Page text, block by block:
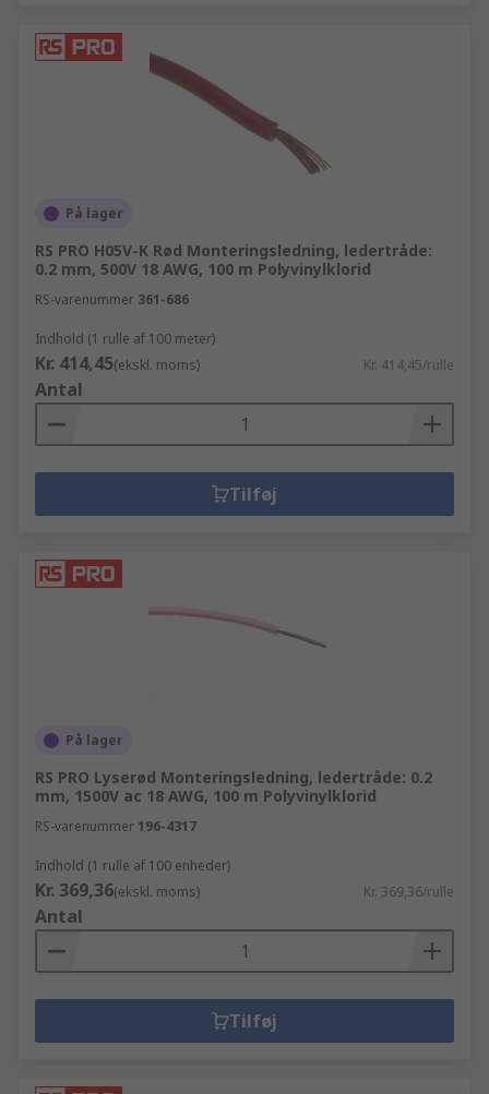
På lager
RS PRO H05V-K Rød Monteringsledning, ledertråde:
0.2 mm, 500V 18 AWG, 100 m Polyvinylklorid
RS-varenummer 361-686
Indhold (1 rulle af 100 meter)
Kr. 414,45(ekskl. moms) Kr. 414,45/rulle
Antal
Tilføj
På lager
RS PRO Lyserød Monteringsledning, ledertråde: 0.2
mm, 1500V ac 18 AWG, 100 m Polyvinylklorid
RS-varenummer 196-4317
Indhold (1 rulle af 100 enheder)
Kr. 369,36(ekskl. moms) Kr. 369,36/rulle
Antal
Tilføj